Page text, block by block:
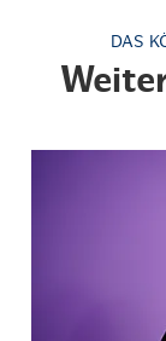
DAS